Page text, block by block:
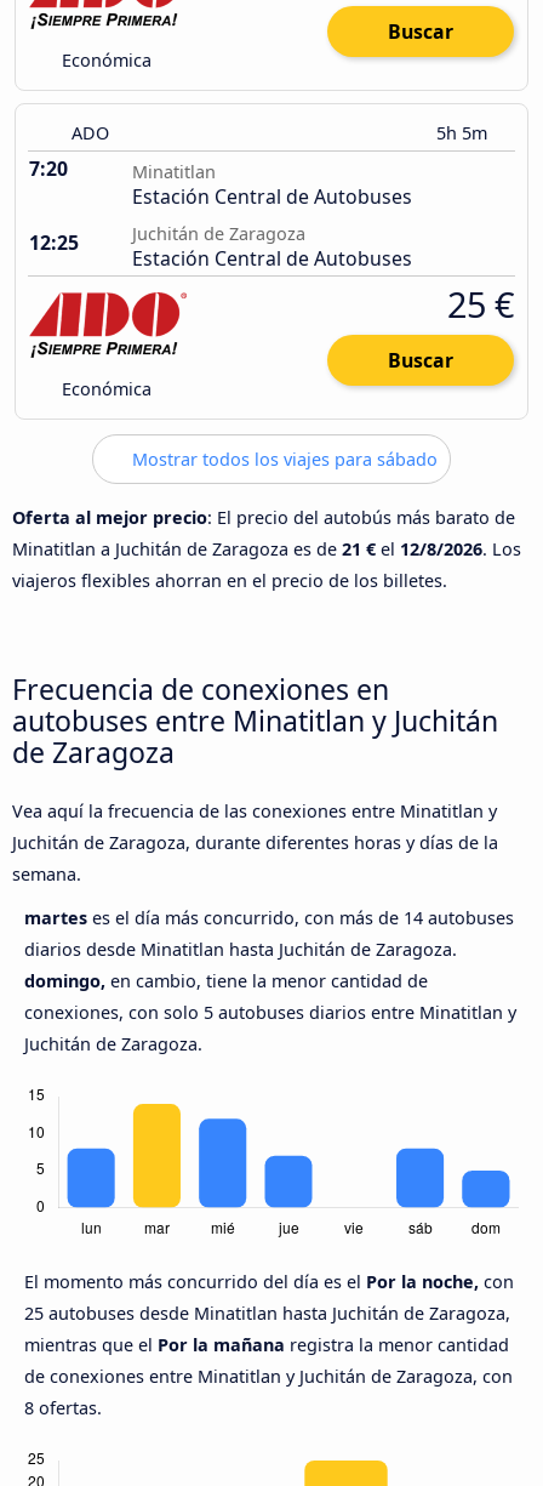
Económica
Buscar
ADO 5h 5m
7:20 Minatitlan
Estación Central de Autobuses
12:25
Juchitán de Zaragoza
Estación Central de Autobuses
Económica
25 €
Buscar
Mostrar todos los viajes para sábado
Oferta al mejor precio: El precio del autobús más barato de
Minatitlan a Juchitán de Zaragoza es de 21 € el 12/8/2026. Los
viajeros flexibles ahorran en el precio de los billetes.
Frecuencia de conexiones en
autobuses entre Minatitlan y Juchitán
de Zaragoza
Vea aquí la frecuencia de las conexiones entre Minatitlan y
Juchitán de Zaragoza, durante diferentes horas y días de la
semana.
martes es el día más concurrido, con más de 14 autobuses
diarios desde Minatitlan hasta Juchitán de Zaragoza.
domingo, en cambio, tiene la menor cantidad de
conexiones, con solo 5 autobuses diarios entre Minatitlan y
Juchitán de Zaragoza.
El momento más concurrido del día es el Por la noche, con
25 autobuses desde Minatitlan hasta Juchitán de Zaragoza,
mientras que el Por la mañana registra la menor cantidad
de conexiones entre Minatitlan y Juchitán de Zaragoza, con
8 ofertas.